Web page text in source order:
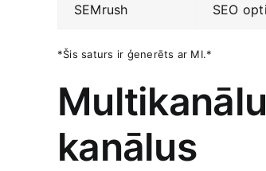
SEMrush SEO
*Šis saturs ir ģenerēts ar MI.*
kanālus